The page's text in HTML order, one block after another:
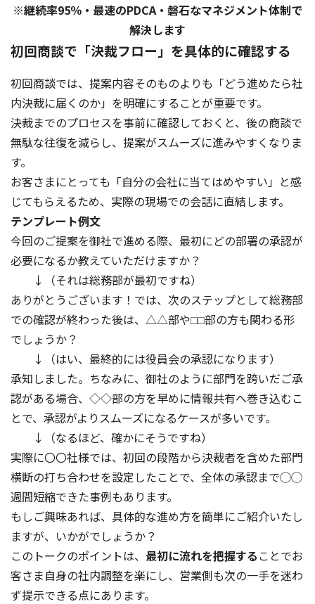
※継続率95％・最速のPDCA・磐石なマネジメント体制で
解決します
初回商談で「決裁フロー」を具体的に確認する
初回商談では、提案内容そのものよりも「どう進めたら社
内決裁に届くのか」を明確にすることが重要です。
決裁までのプロセスを事前に確認しておくと、後の商談で
無駄な往復を減らし、提案がスムーズに進みやすくなりま
す。
お客さまにとっても「自分の会社に当てはめやすい」と感
じてもらえるため、実際の現場での会話に直結します。
テンプレート例文
今回のご提案を御社で進める際、最初にどの部署の承認が
必要になるか教えていただけますか？
↓（それは総務部が最初ですね）
ありがとうございます！では、次のステップとして総務部
での確認が終わった後は、△△部や⬜︎⬜︎部の方も関わる形
でしょうか？
↓（はい、最終的には役員会の承認になります）
承知しました。ちなみに、御社のように部門を跨いだご承
認がある場合、◇◇部の方を早めに情報共有へ巻き込むこ
とで、承認がよりスムーズになるケースが多いです。
↓（なるほど、確かにそうですね）
実際に〇〇社様では、初回の段階から決裁者を含めた部門
横断の打ち合わせを設定したことで、全体の承認まで◯◯
週間短縮できた事例もあります。
もしご興味あれば、具体的な進め方を簡単にご紹介いたし
ますが、いかがでしょうか？
このトークのポイントは、 最初に流れを把握する ことでお
客さま自身の社内調整を楽にし、営業側も次の一手を迷わ
ず提示できる点にあります。